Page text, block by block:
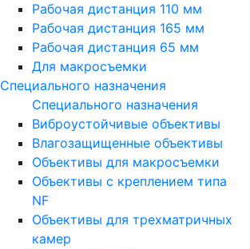
Рабочая дистанция 110 мм
Рабочая дистанция 165 мм
Рабочая дистанция 65 мм
Для макросъемки
Специального назначения
Специального назначения
Виброустойчивые объективы
Влагозащищенные объективы
Объективы для макросъемки
Объективы с креплением типа
NF
Объективы для трехматричных
камер